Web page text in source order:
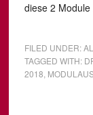
diese 2
FILED UNDER:
TAGGED WITH:
2018